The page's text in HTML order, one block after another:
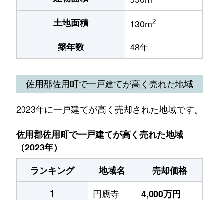
土地面積 130m2
築年数 48年
佐用郡佐用町で一戸建てが高く売れた地域
2023年に一戸建てが高く売却された地域です。
佐用郡佐用町で一戸建てが高く売れた地域
（2023年）
ランキング
地域名
売却価格
1
円應寺
4,000万円